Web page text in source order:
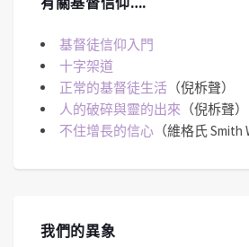
基督徒信仰入門
十字架道
正常的基督徒生活 （倪柝聲）
人的破碎與靈的出來 （倪柝聲）
不住增長的信心 （維格氏 Smith
我們的異象